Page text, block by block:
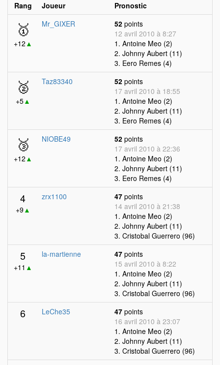
Rang Joueur Pronostic
🥇
+12 ▲
Mr_GIXER 52 points
12 avril 2010 à 8:27
1. Antoine Meo (2)
2. Johnny Aubert (11)
3. Eero Remes (4)
🥈
+5▲
Taz83340 52 points
17 avril 2010 à 18:55
1. Antoine Meo (2)
2. Johnny Aubert (11)
3. Eero Remes (4)
🥉
+12 ▲
NIOBE49 52 points
17 avril 2010 à 22:36
1. Antoine Meo (2)
2. Johnny Aubert (11)
3. Eero Remes (4)
4
+9▲
zrx1100 47 points
14 avril 2010 à 21:38
1. Antoine Meo (2)
2. Johnny Aubert (11)
3. Cristobal Guerrero (96)
5
+11 ▲
la-martienne 47 points
15 avril 2010 à 8:22
1. Antoine Meo (2)
2. Johnny Aubert (11)
3. Cristobal Guerrero (96)
6 LeChe35 47 points
16 avril 2010 à 23:07
1. Antoine Meo (2)
2. Johnny Aubert (11)
3. Cristobal Guerrero (96)